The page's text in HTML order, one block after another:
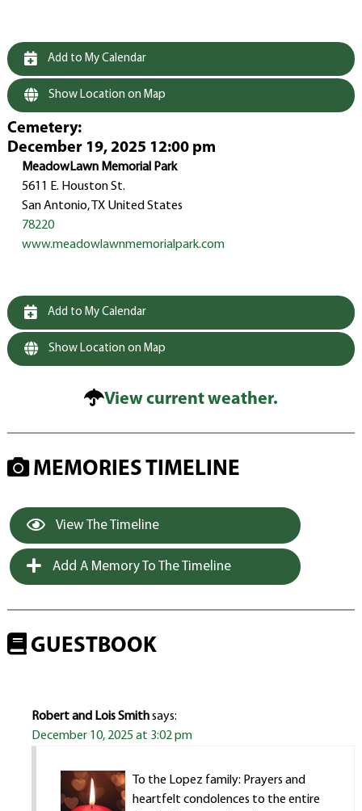
Add to My Calendar
Show Location on Map
Cemetery:
December 19, 2025 12:00 pm
MeadowLawn Memorial Park
5611 E. Houston St.
San Antonio, TX United States
78220
www.meadowlawnmemorialpark.com
Add to My Calendar
Show Location on Map
View current weather.
MEMORIES TIMELINE
View The Timeline
Add A Memory To The Timeline
GUESTBOOK
Robert and Lois Smithsays:
December 10, 2025 at 3:02 pm
To the Lopez family: Prayers and
heartfelt condolences to the entire